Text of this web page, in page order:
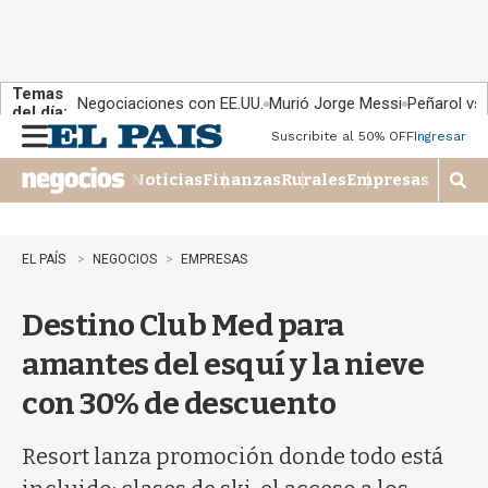
Temas
del día: Negociaciones con EE.UU. Murió Jorge Messi Peñarol
n
u
Suscribite al 50% OFFIngresar
NoticiasFinanzasRuralesEmpresas
M
o
EL PAÍS NEGOCIOS EMPRESAS
Destino Club Med para
amantes del esquí y la nieve
con 30% de descuento
Resort lanza promoción donde todo está